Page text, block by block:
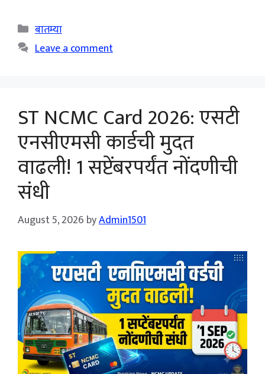
Categories
बातम्या
Leave a comment
ST NCMC Card 2026: एसटी
एनसीएमसी कार्डची मुदत
वाढली! 1 सप्टेंबरपर्यंत नोंदणीची
संधी
August 5, 2026 byAdmin1501